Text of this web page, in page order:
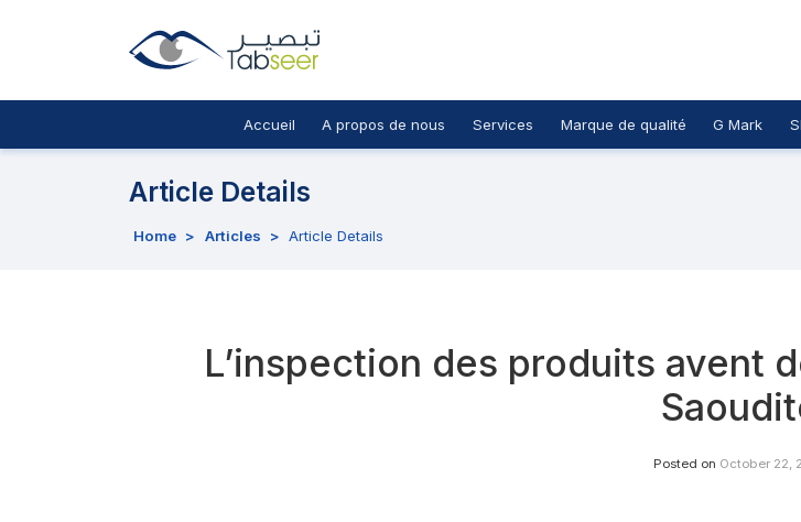
Accueil A propos de nous Services Marque de qualité G Mark
Article Details
Home > Articles > Article Details
L’inspection des produits avent
Posted on October 22,